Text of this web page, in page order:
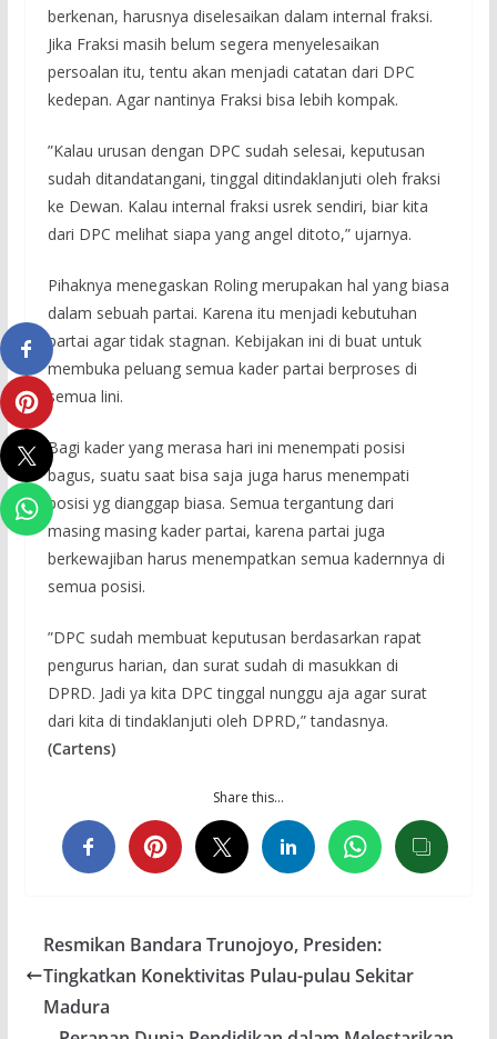
berkenan, harusnya diselesaikan dalam internal fraksi.
Jika Fraksi masih belum segera menyelesaikan
persoalan itu, tentu akan menjadi catatan dari DPC
kedepan. Agar nantinya Fraksi bisa lebih kompak.
”Kalau urusan dengan DPC sudah selesai, keputusan
sudah ditandatangani, tinggal ditindaklanjuti oleh fraksi
ke Dewan. Kalau internal fraksi usrek sendiri, biar kita
dari DPC melihat siapa yang angel ditoto,” ujarnya.
Pihaknya menegaskan Roling merupakan hal yang biasa
dalam sebuah partai. Karena itu menjadi kebutuhan
partai agar tidak stagnan. Kebijakan ini di buat untuk
membuka peluang semua kader partai berproses di
semua lini.
Bagi kader yang merasa hari ini menempati posisi
bagus, suatu saat bisa saja juga harus menempati
posisi yg dianggap biasa. Semua tergantung dari
masing masing kader partai, karena partai juga
berkewajiban harus menempatkan semua kadernnya di
semua posisi.
”DPC sudah membuat keputusan berdasarkan rapat
pengurus harian, dan surat sudah di masukkan di
DPRD. Jadi ya kita DPC tinggal nunggu aja agar surat
dari kita di tindaklanjuti oleh DPRD,” tandasnya.
(Cartens)
Share this…
Resmikan Bandara Trunojoyo, Presiden:
Tingkatkan Konektivitas Pulau-pulau Sekitar
Madura